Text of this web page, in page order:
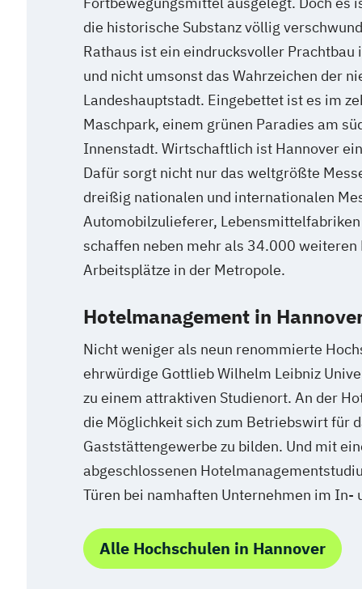
die historische Substanz völlig
Rathaus ist ein eindrucksvoller
und nicht umsonst das Wahrzeichen der
Landeshauptstadt. Eingebettet ist es im
Maschpark, einem grünen Paradies am
Innenstadt. Wirtschaftlich ist Hannover
Dafür sorgt nicht nur das weltgrößte
dreißig nationalen und internationalen
Automobilzulieferer,
schaffen neben mehr als 34.000
Arbeitsplätze in der Metropole.
Hotelmanagement in
Nicht weniger als neun renommierte
ehrwürdige Gottlieb Wilhelm Leibniz
zu einem attraktiven Studienort. An der
die Möglichkeit sich zum Betriebswirt für
Gaststättengewerbe zu bilden. Und mit
abgeschlossenen
Türen bei namhaften Unternehmen im In-
Alle Hochschulen in Hannover